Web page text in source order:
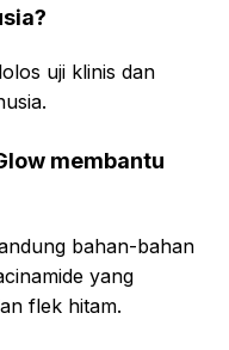
uji klinis dan
membantu
bahan-bahan
yang
flek hitam.